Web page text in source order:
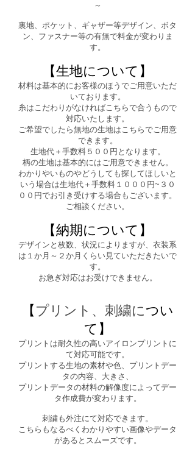
～​
裏地、ポケット、ギャザー等デザイン、ボタ
ン、ファスナー等の有無で料金が変わりま
す。
【生地について】
材料は基本的にお客様のほうでご用意いただ
いております。
糸はこだわりがなければこちらで合うもので
対応いたします。
ご希望でしたら無地の生地はこちらでご用意
できます。
生地代＋手数料５００円となります。
柄の生地は基本的にはご用意できません。
わかりやいものやどうしても探してほしいと
いう場合は生地代＋手数料１０００円~３０
００円でお引き受けする場合もございます。
ご相談ください。
【納期について】
デザインと枚数、状況によりますが、衣装系
は１か月～２か月くらい見ていただきたいで
す。
​お急ぎ対応はお受けできません。
【 プリント、刺繍につい
て】
プリントは耐久性の高いアイロンプリントに
て対応可能です。
​プリントする生地の素材や色、プリントデー
タの内容、大きさ、
プリントデータの材料の解像度によってデー
タ作成費が変わります。​
刺繍も外注にて対応できます。
こちらもなるべくわかりやすい画像やデータ
があるとスムーズです。